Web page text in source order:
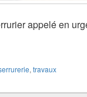
appelé en
, travaux